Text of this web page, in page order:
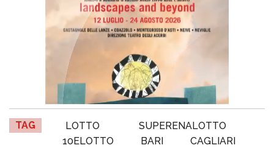
TAG LOTTO
SUPERENALOTTO
10ELOTTO
BARI
CAGLIARI